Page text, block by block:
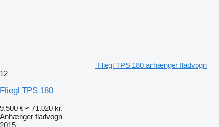
Fliegl TPS 180 anhænger fladvogn
12
Fliegl TPS 180
9.500 € ≈ 71.020 kr.
Anhænger fladvogn
2015